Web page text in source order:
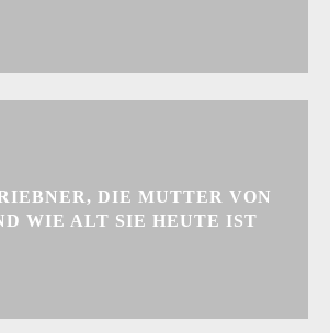
DIE MUTTER VON
WIE ALT SIE HEUTE IST